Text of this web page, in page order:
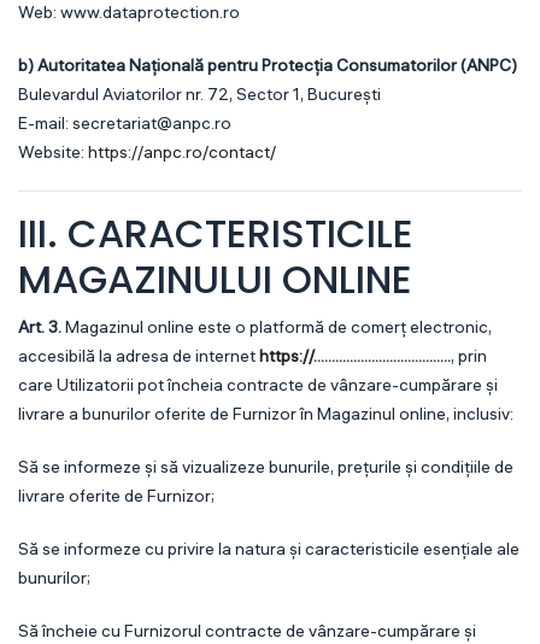
Web: www.dataprotection.ro
b) Autoritatea Națională pentru Protecția Consumatorilor (ANPC)
Bulevardul Aviatorilor nr. 72, Sector 1, București
E-mail: secretariat@anpc.ro
Website: https://anpc.ro/contact/
III. CARACTERISTICILE
MAGAZINULUI ONLINE
Art. 3.Magazinul online este o platformă de comerț electronic,
accesibilă la adresa de internethttps://......................................, prin
care Utilizatorii pot încheia contracte de vânzare-cumpărare și
livrare a bunurilor oferite de Furnizor în Magazinul online, inclusiv:
Să se informeze și să vizualizeze bunurile, prețurile și condițiile de
livrare oferite de Furnizor;
Să se informeze cu privire la natura și caracteristicile esențiale ale
bunurilor;
Să încheie cu Furnizorul contracte de vânzare-cumpărare și